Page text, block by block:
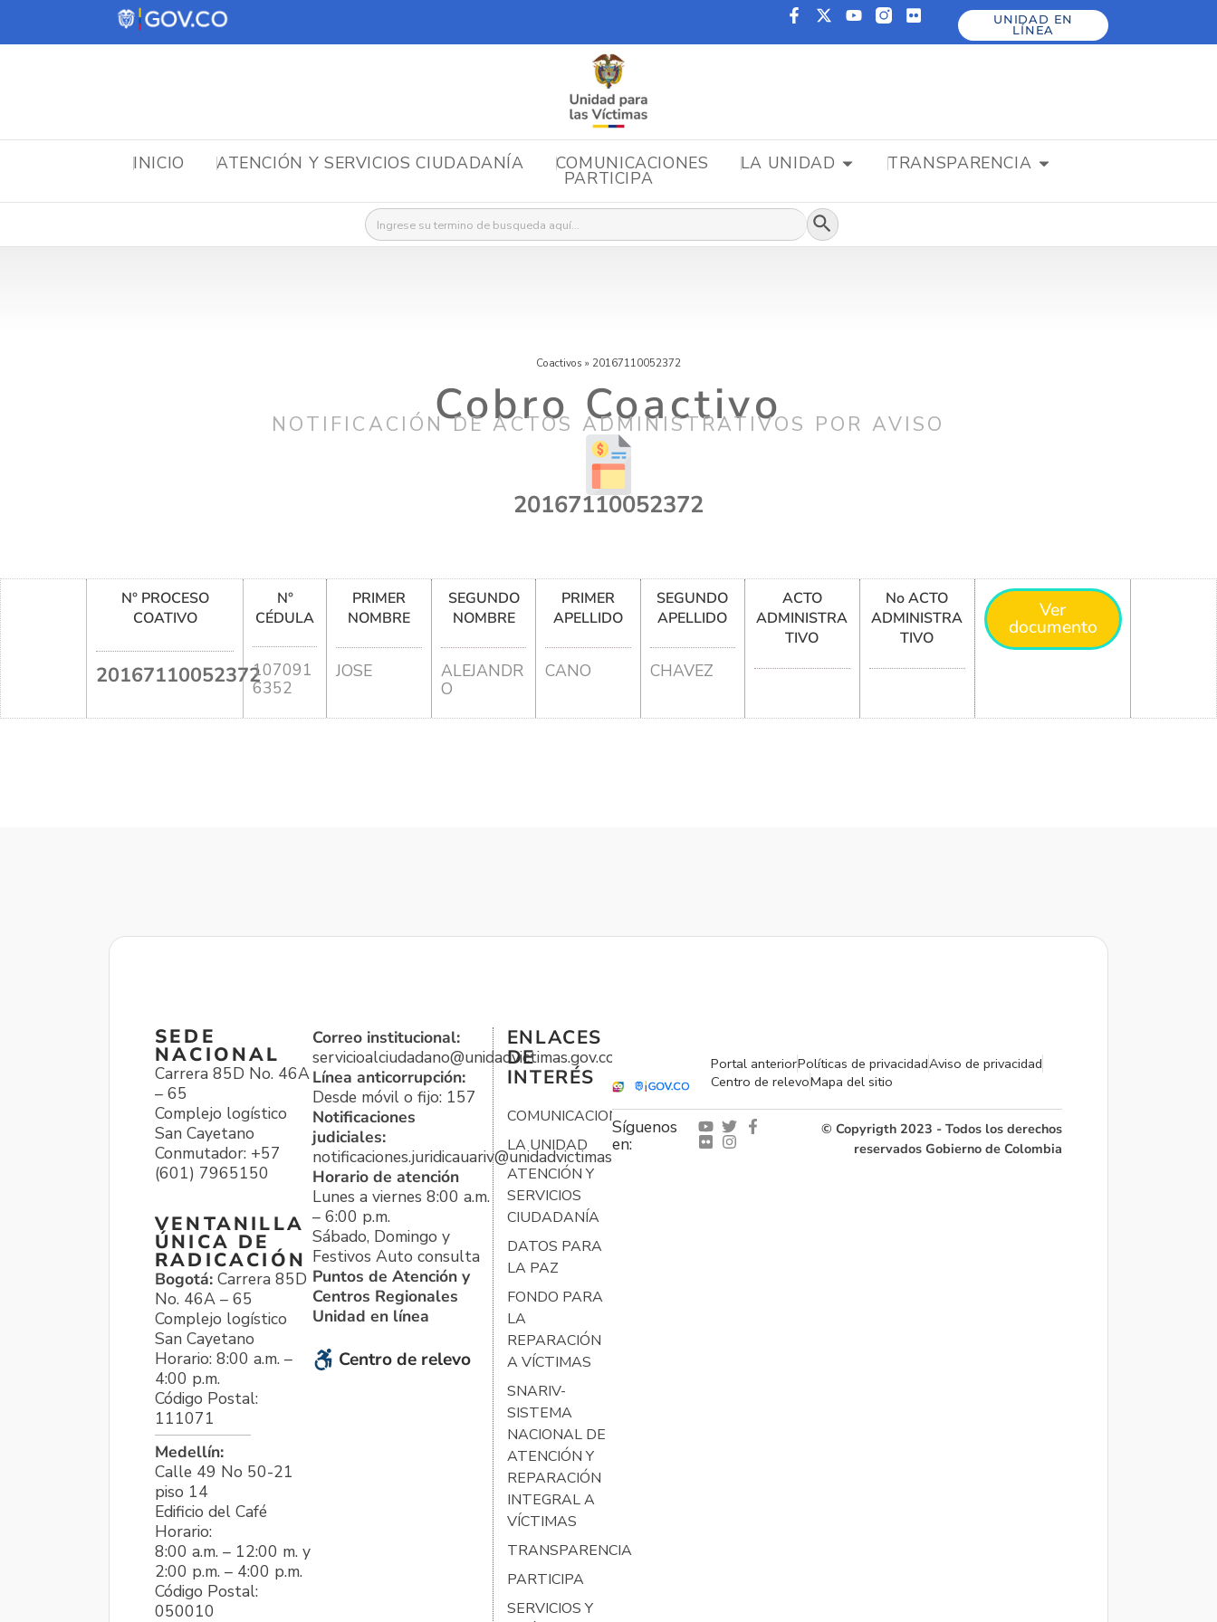
UNIDAD EN
LÍNEA
INICIO ATENCIÓN Y SERVICIOS CIUDADANÍA COMUNICACIONES LA UNIDAD TRANSPARENCIA
PARTICIPA
Buscar: Botón de búsqueda
Coactivos » 20167110052372
Cobro Coactivo
NOTIFICACIÓN DE ACTOS ADMINISTRATIVOS POR AVISO
20167110052372
N° PROCESO
COATIVO
20167110052372
N°
CÉDULA
107091
6352
PRIMER
NOMBRE
JOSE
SEGUNDO
NOMBRE
ALEJANDR
O
PRIMER
APELLIDO
CANO
SEGUNDO
APELLIDO
CHAVEZ
ACTO
ADMINISTRA
TIVO
No ACTO
ADMINISTRA
TIVO
Ver
documento
SEDE
NACIONAL
Carrera 85D No. 46A
– 65
Complejo logístico
San Cayetano
Conmutador: +57
(601) 7965150
VENTANILLA
ÚNICA DE
RADICACIÓN
Bogotá: Carrera 85D
No. 46A – 65
Complejo logístico
San Cayetano
Horario: 8:00 a.m. –
4:00 p.m.
Código Postal:
111071
Medellín:
Calle 49 No 50-21
piso 14
Edificio del Café
Horario:
8:00 a.m. – 12:00 m. y
2:00 p.m. – 4:00 p.m.
Código Postal:
050010
Correo institucional:
servicioalciudadano@unidadvictimas.gov.co
Línea anticorrupción:
Desde móvil o fijo: 157
Notificaciones
judiciales:
notificaciones.juridicauariv@unidadvictimas.gov.co
Horario de atención
Lunes a viernes 8:00 a.m.
– 6:00 p.m.
Sábado, Domingo y
Festivos Auto consulta
Puntos de Atención y
Centros Regionales
Unidad en línea
Centro de relevo
ENLACES
DE
INTERÉS
COMUNICACIONES
LA UNIDAD
ATENCIÓN Y
SERVICIOS
CIUDADANÍA
DATOS PARA
LA PAZ
FONDO PARA
LA
REPARACIÓN
A VÍCTIMAS
SNARIV-
SISTEMA
NACIONAL DE
ATENCIÓN Y
REPARACIÓN
INTEGRAL A
VÍCTIMAS
TRANSPARENCIA
PARTICIPA
SERVICIOS Y
Portal anteriorPolíticas de privacidadAviso de privacidad
Centro de relevoMapa del sitio
Síguenos
en:
© Copyrigth 2023 - Todos los derechos
reservados Gobierno de Colombia